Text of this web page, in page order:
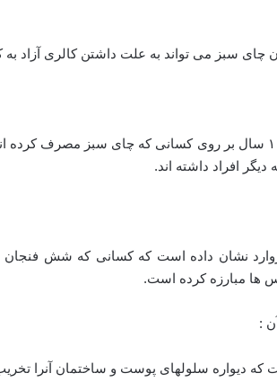
چای سبز می تواند به علت داشتن کالری آزاد
این مورد بر اساس مطالعات انجام شده طی۱۰ سال بر روی کسانی که چای
نشان داده است که کسانی که شش فنجان
ها مبارزه کرده است.
:
که دیواره سلولهای پوست و ساختمان آنرا